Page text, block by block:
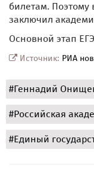
билетам. Поэтому
заключил
Основной этап
Источник: РИА
#Геннадий
#Российская
#Единый